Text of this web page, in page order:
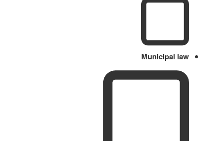
Municipal law